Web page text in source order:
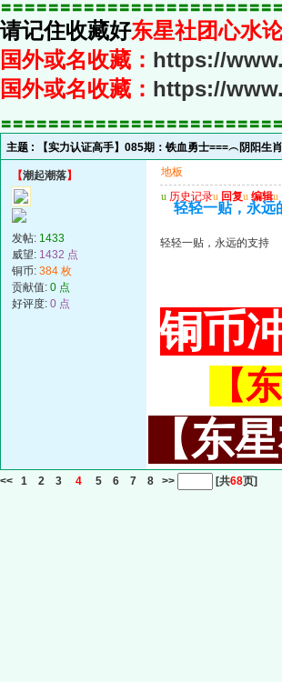
〓〓〓〓〓〓〓〓〓〓〓〓〓〓〓〓〓〓〓〓〓〓〓
请记住收藏好东星社团心水
国外或名收藏： https://
国外或名收藏： https://
〓〓〓〓〓〓〓〓〓〓〓〓〓〓〓〓〓〓〓〓〓〓〓
主题 : 【实力认证高手】085期：铁血勇士===︵阴阳
【潮起潮落】
发帖: 1433
威望: 1432 点
铜币: 384 枚
贡献值: 0 点
好评度: 0 点
地板
u 历史记录u 回复u 编辑u
轻轻一贴，永远
轻轻一贴，永远的支持
铜币
【
【东
<< 1 2 3 4 5 6 7 8 >> [共68页]